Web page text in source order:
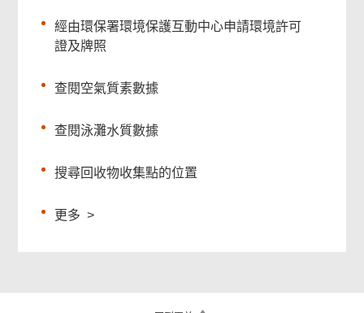
經由環保署環境保護互動中心申請環境許可
證及牌照
查閱空氣質素數據
查閱泳灘水質數據
搜尋回收物收集點的位置
更多 >